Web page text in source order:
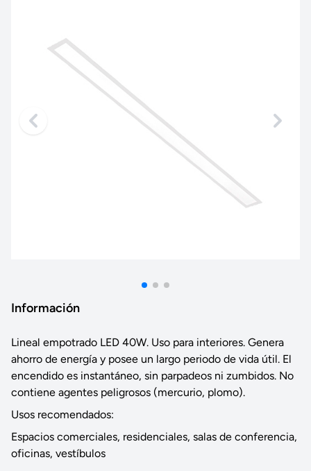
Información
Lineal empotrado LED 40W. Uso para interiores. Genera
ahorro de energía y posee un largo periodo de vida útil. El
encendido es instantáneo, sin parpadeos ni zumbidos. No
contiene agentes peligrosos (mercurio, plomo).
Usos recomendados:
Espacios comerciales, residenciales, salas de conferencia,
oficinas, vestíbulos